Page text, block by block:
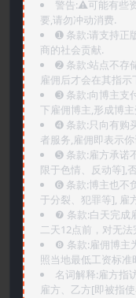
警告:⚠️可能有些
要,请勿冲动消费.
➊️ 条款:请支持正
商的社会贡献.
➋️ 条款:站点不存
雇佣后才会在其指
➌️ 条款:向博主支
下雇佣博主,形成博
➍️ 条款:只向有购
者服务,雇佣即表示
➎ 条款:雇方承诺
限于色情、反动等],
➏️ 条款:博主也不
于分裂、犯罪等], 雇
❼ 条款:白天完成
二天12点前，对无
❽ 条款:雇佣博主
照当地最低工资标准
名词解释:雇方指
雇方、乙方[即被指